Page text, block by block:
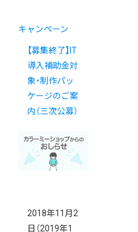
キャンペーン
【募集終了】IT
導入補助金対
象・制作パッ
ケージのご案
内（三次公募）
2018年11月2
日 （2019年1